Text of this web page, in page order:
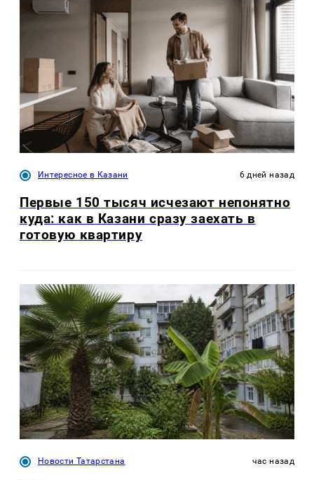
Интересное в Казани 6 дней назад
Первые 150 тысяч исчезают непонятно
куда: как в Казани сразу заехать в
готовую квартиру
Новости Татарстана час назад